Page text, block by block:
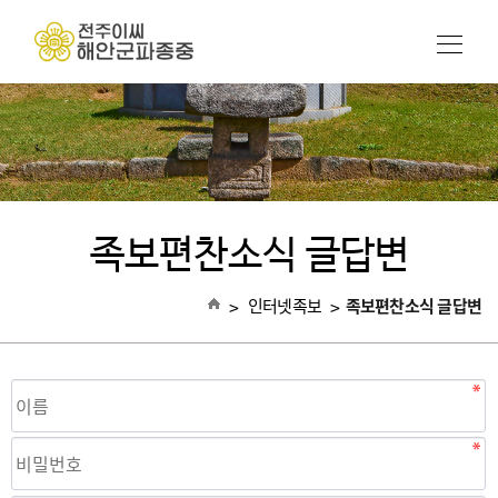
족보편찬소식 글답변
> 인터넷족보 > 족보편찬소식 글답변